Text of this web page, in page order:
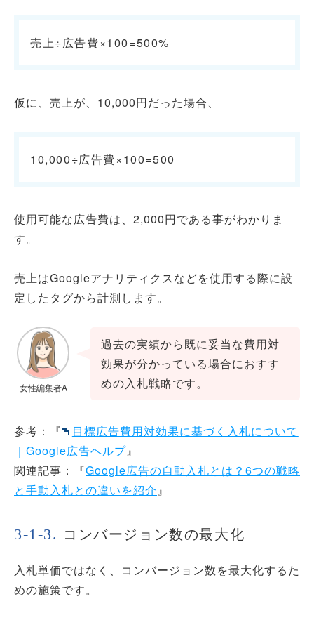
売上÷広告費×100=500%
仮に、売上が、10,000円だった場合、
10,000÷広告費×100=500
使用可能な広告費は、2,000円である事がわかりま
す。
売上はGoogleアナリティクスなどを使用する際に設
定したタグから計測します。
女性編集者A
過去の実績から既に妥当な費用対
効果が分かっている場合におすす
めの入札戦略です。
参考：『
目標広告費用対効果に基づく入札について
｜Google広告ヘルプ』
関連記事：『Google広告の自動入札とは？6つの戦略
と手動入札との違いを紹介』
コンバージョン数の最大化
入札単価ではなく、コンバージョン数を最大化するた
めの施策です。